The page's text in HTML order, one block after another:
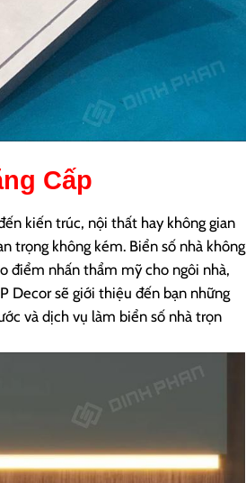
Cấp
kiến trúc, nội thất hay không gian
trọng không kém. Biển số nhà không
điểm nhấn thẩm mỹ cho ngôi nhà,
Decor sẽ giới thiệu đến bạn những
và dịch vụ làm biển số nhà trọn